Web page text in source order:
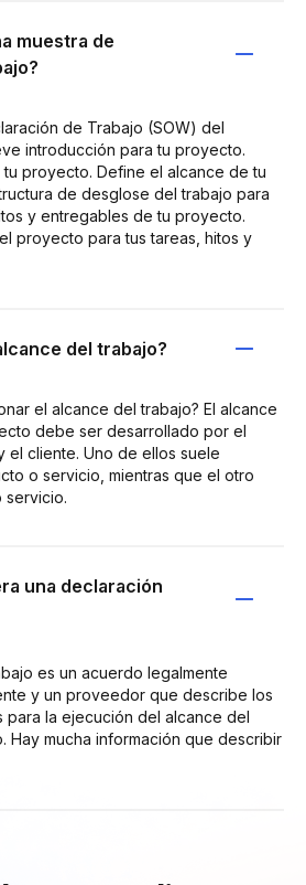
muestra de
de Trabajo (SOW) del
introducción para tu proyecto.
proyecto. Define el alcance de tu
de desglose del trabajo para
y entregables de tu proyecto.
proyecto para tus tareas, hitos y
del trabajo?
el alcance del trabajo? El alcance
debe ser desarrollado por el
cliente. Uno de ellos suele
o servicio, mientras que el otro
servicio.
una declaración
es un acuerdo legalmente
y un proveedor que describe los
para la ejecución del alcance del
Hay mucha información que describir